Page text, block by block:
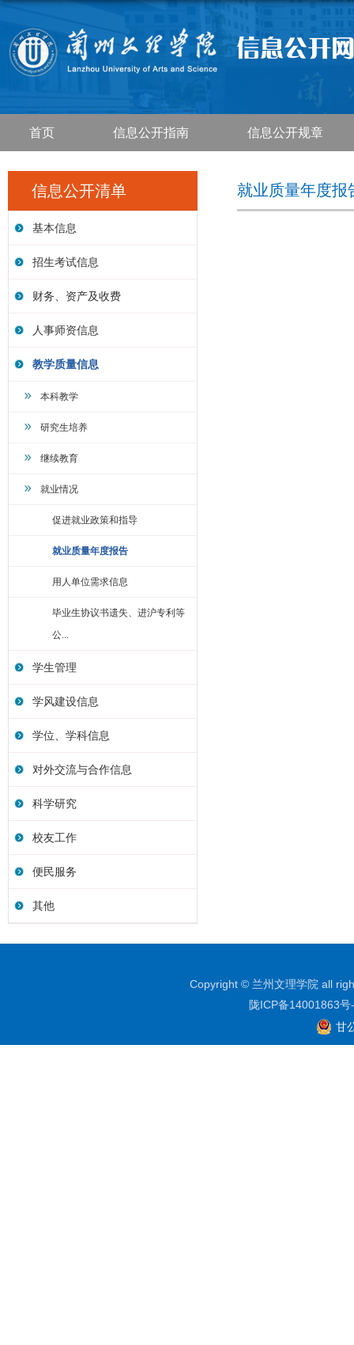
首页 信息公开指南 信息公开规章
信息公开清单
基本信息
招生考试信息
财务、资产及收费
人事师资信息
教学质量信息
本科教学
研究生培养
继续教育
就业情况
促进就业政策和指导
就业质量年度报告
用人单位需求信息
毕业生协议书遗失、进沪专利等
公...
学生管理
学风建设信息
学位、学科信息
对外交流与合作信息
科学研究
校友工作
便民服务
其他
就业质量年度报
Copyright © 兰州文理学院 all
陇ICP备14001863号
甘